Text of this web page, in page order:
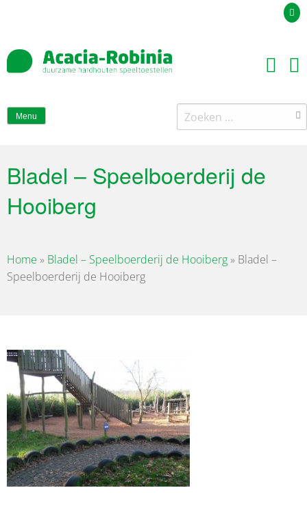
Menu
Zoeken
naar:
Bladel – Speelboerderij de
Hooiberg
Home » Bladel – Speelboerderij de Hooiberg» Bladel –
Speelboerderij de Hooiberg